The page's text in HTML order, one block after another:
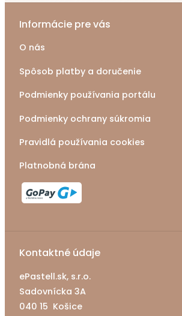
Informácie pre vás
O nás
Spôsob platby a doručenie
Podmienky používania portálu
Podmienky ochrany súkromia
Pravidlá používania cookies
Platnobná brána
Kontaktné údaje
ePastell.sk, s.r.o.
Sadovnícka 3A
040 15 Košice